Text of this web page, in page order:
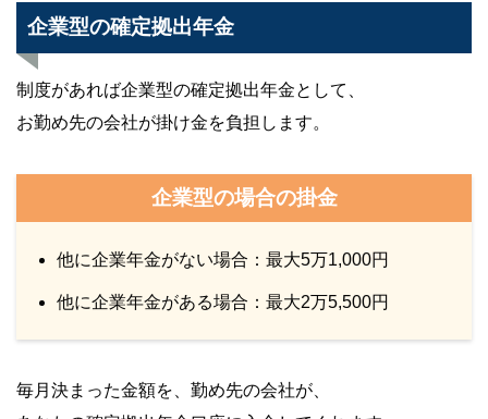
企業型の確定拠出年金
制度があれば企業型の確定拠出年金として、
お勤め先の会社が掛け金を負担します。
企業型の場合の掛金
他に企業年金がない場合：最大5万1,000円
他に企業年金がある場合：最大2万5,500円
毎月決まった金額を、勤め先の会社が、